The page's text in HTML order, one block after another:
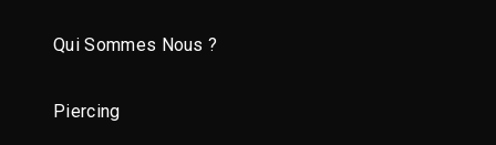
Qui Sommes Nous ?
Piercing